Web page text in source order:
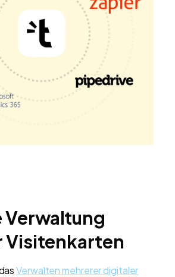
Verwaltung
Visitenkarten
Verwalten mehrerer digitaler